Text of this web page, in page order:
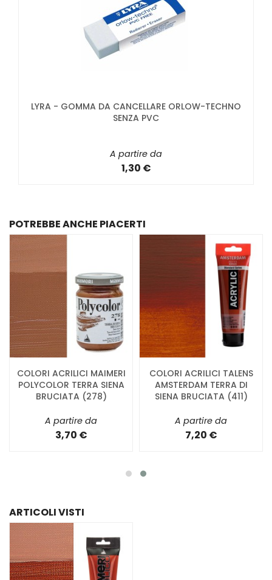
LYRA - GOMMA DA CANCELLARE ORLOW-TECHNO
SENZA PVC
A partire da
1,30 €
POTREBBE ANCHE PIACERTI
COLORI ACRILICI MAIMERI
POLYCOLOR TERRA SIENA
BRUCIATA (278)
A partire da
3,70 €
COLORI ACRILICI TALENS
AMSTERDAM TERRA DI
SIENA BRUCIATA (411)
A partire da
7,20 €
ARTICOLI VISTI